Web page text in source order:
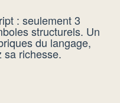
: seulement 3
structurels. Un
du langage,
sa richesse.